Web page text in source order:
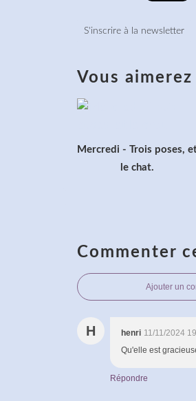
S'inscrire à la newsletter
Vous aimerez
Mercredi - Trois poses,
le chat.
Commenter
Ajouter un
H henri 11/11/2024
Qu'elle est
Répondre